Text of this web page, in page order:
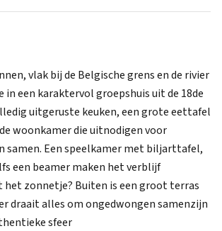
vlak bij de Belgische grens en de rivier
in een karaktervol groepshuis uit de 18de
uitgeruste keuken, een grote eettafel
woonkamer die uitnodigen voor
samen. Een speelkamer met biljarttafel,
een beamer maken het verblijf
zonnetje? Buiten is een groot terras
draait alles om ongedwongen samenzijn
sfeer